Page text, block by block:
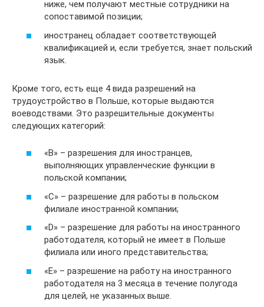
ниже, чем получают местные сотрудники на
сопоставимой позиции;
иностранец обладает соответствующей
квалификацией и, если требуется, знает польский
язык.
Кроме того, есть еще 4 вида разрешений на
трудоустройство в Польше, которые выдаются
воеводствами. Это разрешительные документы
следующих категорий:
«В» – разрешения для иностранцев,
выполняющих управленческие функции в
польской компании;
«С» – разрешение для работы в польском
филиале иностранной компании;
«D» – разрешение для работы на иностранного
работодателя, который не имеет в Польше
филиала или иного представительства;
«Е» – разрешение на работу на иностранного
работодателя на 3 месяца в течение полугода
для целей, не указанных выше.